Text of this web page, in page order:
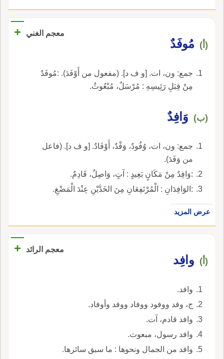
معجم الغني +
(أ) مُوفَدٌ
جمع: ون، ات. [و ف د]. (مفعول من أَوْفَدَ). :مُوفَدٌ
مِنْ قِبَلِ رَئِيسِهِ : مُرْسَلٌ، مُبْعُوثٌ.
(ب) وَافِدٌ
جمع: ون، ات، وُفُودٌ، وَفْدٌ، أَوْفَادٌ. [و ف د]. (فاعل
من وَفَدَ).
:وَافِدٌ مِنْ مَكَانٍ بَعِيدٍ : آتٍ، وَاصِلٌ، قَادِمٌ.
:الوَافِدَانِ : الْمُرْتَفِعَانِ مِنَ الخَدَّيْنِ عِنْدَ الْمَضْغِ.
عرض المزيد
معجم الرائد +
(أ) وافِد
وافد.
ج، وفد ووفود ووفاد ووفد وأوفاد.
وافد قادم، آت.
وافد رسول، مبعوث.
وافد من الجمال ونحوها : ما سبق سائرها.